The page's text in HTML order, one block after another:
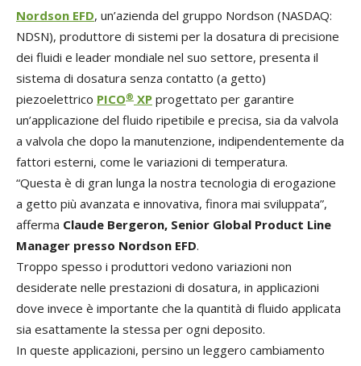
Nordson EFD, un’azienda del gruppo Nordson (NASDAQ:
NDSN), produttore di sistemi per la dosatura di precisione
dei fluidi e leader mondiale nel suo settore, presenta il
sistema di dosatura senza contatto (a getto)
piezoelettrico PICO® XP progettato per garantire
un’applicazione del fluido ripetibile e precisa, sia da valvola
a valvola che dopo la manutenzione, indipendentemente da
fattori esterni, come le variazioni di temperatura.
“Questa è di gran lunga la nostra tecnologia di erogazione
a getto più avanzata e innovativa, finora mai sviluppata”,
afferma Claude Bergeron, Senior Global Product Line
Manager presso Nordson EFD.
Troppo spesso i produttori vedono variazioni non
desiderate nelle prestazioni di dosatura, in applicazioni
dove invece è importante che la quantità di fluido applicata
sia esattamente la stessa per ogni deposito.
In queste applicazioni, persino un leggero cambiamento